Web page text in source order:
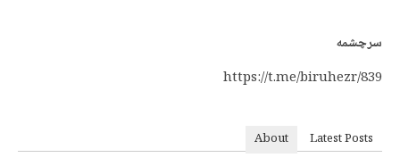
سرچشمه
https://t.me/biruhezr/839
About Latest Posts